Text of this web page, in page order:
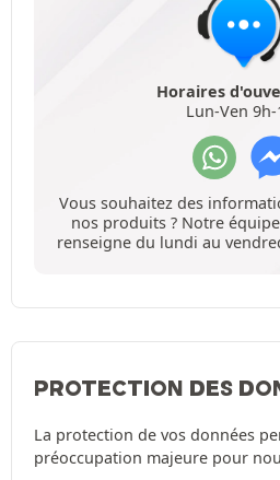
Horaires
Lun-Ven 9h-
Vous souhaitez des
nos produits ? Notre
renseigne du lundi au
PROTECTION DES
La protection de vos données
préoccupation majeure pour